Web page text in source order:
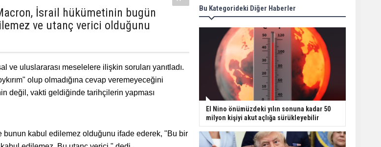
İsrail hükümetinin bugün
ve utanç verici olduğunu
ve uluslararası meselelere ilişkin soruları yanıtladı.
olup olmadığına cevap veremeyeceğini
değil, vakti geldiğinde tarihçilerin yapması
bunun kabul edilemez olduğunu ifade ederek, "Bu bir
Bu Kategorideki Diğer Haberler
El Nino önümüzdeki yılın sonuna kadar 50
milyon kişiyi akut açlığa sürükleyebilir